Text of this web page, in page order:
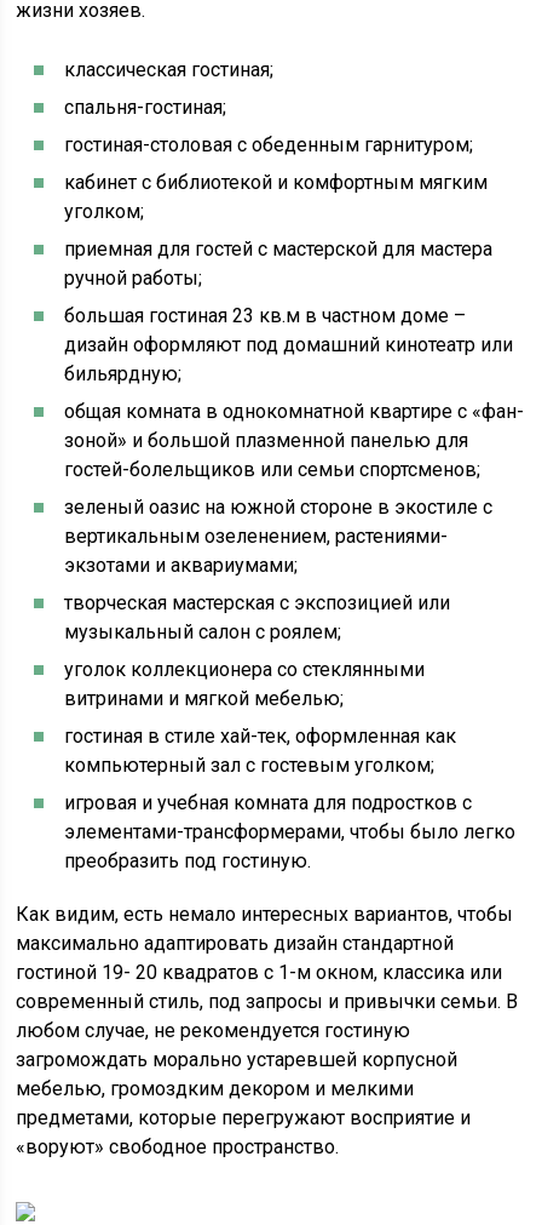
жизни хозяев.
классическая гостиная;
спальня-гостиная;
гостиная-столовая с обеденным гарнитуром;
кабинет с библиотекой и комфортным мягким
уголком;
приемная для гостей с мастерской для мастера
ручной работы;
большая гостиная 23 кв.м в частном доме –
дизайн оформляют под домашний кинотеатр или
бильярдную;
общая комната в однокомнатной квартире с «фан-
зоной» и большой плазменной панелью для
гостей-болельщиков или семьи спортсменов;
зеленый оазис на южной стороне в экостиле с
вертикальным озеленением, растениями-
экзотами и аквариумами;
творческая мастерская с экспозицией или
музыкальный салон с роялем;
уголок коллекционера со стеклянными
витринами и мягкой мебелью;
гостиная в стиле хай-тек, оформленная как
компьютерный зал с гостевым уголком;
игровая и учебная комната для подростков с
элементами-трансформерами, чтобы было легко
преобразить под гостиную.
Как видим, есть немало интересных вариантов, чтобы
максимально адаптировать дизайн стандартной
гостиной 19- 20 квадратов с 1-м окном, классика или
современный стиль, под запросы и привычки семьи. В
любом случае, не рекомендуется гостиную
загромождать морально устаревшей корпусной
мебелью, громоздким декором и мелкими
предметами, которые перегружают восприятие и
«воруют» свободное пространство.